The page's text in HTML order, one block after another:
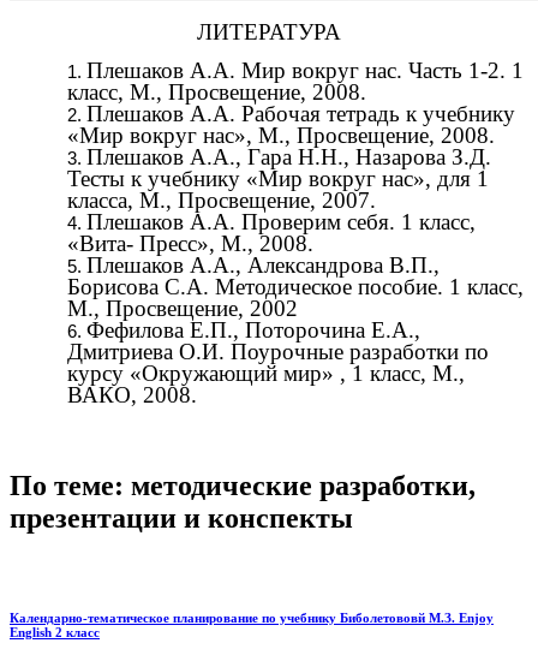
ЛИТЕРАТУРА
Плешаков А.А. Мир вокруг нас. Часть 1-2. 1
класс, М., Просвещение, 2008.
Плешаков А.А. Рабочая тетрадь к учебнику
«Мир вокруг нас», М., Просвещение, 2008.
Плешаков А.А., Гара Н.Н., Назарова З.Д.
Тесты к учебнику «Мир вокруг нас», для 1
класса, М., Просвещение, 2007.
Плешаков А.А. Проверим себя. 1 класс,
«Вита- Пресс», М., 2008.
Плешаков А.А., Александрова В.П.,
Борисова С.А. Методическое пособие. 1 класс,
М., Просвещение, 2002
Фефилова Е.П., Поторочина Е.А.,
Дмитриева О.И. Поурочные разработки по
курсу «Окружающий мир» , 1 класс, М.,
ВАКО, 2008.
По теме: методические разработки,
презентации и конспекты
Календарно-тематическое планирование по учебнику Биболетововй М.З. Enjoy
English 2 класс